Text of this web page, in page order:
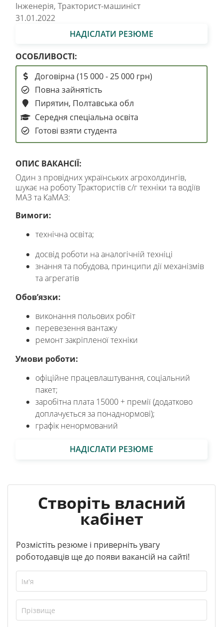
Інженерія, Тракторист-машиніст
31.01.2022
НАДІСЛАТИ РЕЗЮМЕ
ОСОБЛИВОСТІ:
Договірна (15 000 - 25 000 грн)
Повна зайнятість
Пирятин, Полтавська обл
Середня спеціальна освіта
Готові взяти студента
ОПИС ВАКАНСІЇ:
Один з провідних українських агрохолдингів,
шукає на роботу Трактористів с/г техніки та водіїв
МАЗ та КаМАЗ:
Вимоги:
технічна освіта;
досвід роботи на аналогічній техніці
знання та побудова, принципи дії механізмів
та агрегатів
Обов’язки:
виконання польових робіт
перевезення вантажу
ремонт закріпленої техніки
Умови роботи:
офіційне працевлаштування, соціальний
пакет;
заробітна плата 15000 + премії (додатково
доплачується за понаднормові);
графік ненормований
НАДІСЛАТИ РЕЗЮМЕ
Створіть власний
кабінет
Розмістіть резюме і приверніть увагу
роботодавців ще до появи вакансій на сайті!